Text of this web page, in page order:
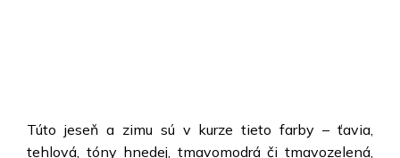
Túto jeseň a zimu sú v kurze tieto farby – ťavia,
tehlová, tóny hnedej, tmavomodrá či tmavozelená,